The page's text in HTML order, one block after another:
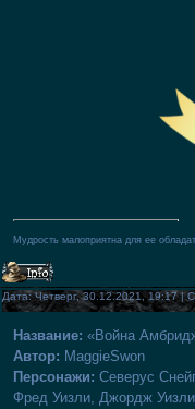
Мудрость малоприятна для ее
Дата: Четверг, 30.12.2021, 19:17 |
Название: «Война
Автор: MaggieSwon
Персонажи: Северус
Фред Уизли, Джордж Уизли